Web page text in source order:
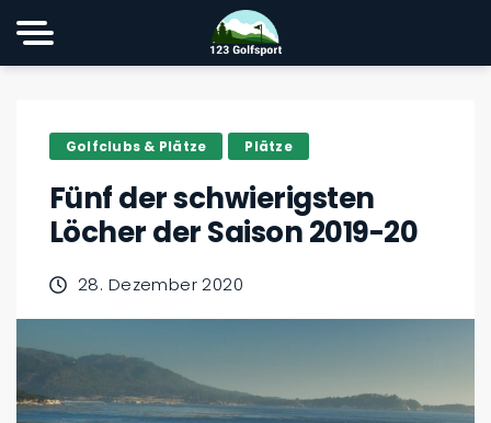
Golfclubs & Plätze Plätze
Fünf der schwierigsten
Löcher der Saison 2019-20
28. Dezember 2020